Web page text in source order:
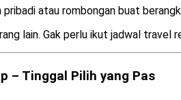
pribadi atau rombongan buat
lain. Gak perlu ikut jadwal travel
– Tinggal Pilih yang Pas